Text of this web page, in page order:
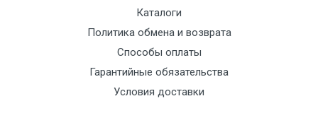
Каталоги
Политика обмена и возврата
Способы оплаты
Гарантийные обязательства
Условия доставки